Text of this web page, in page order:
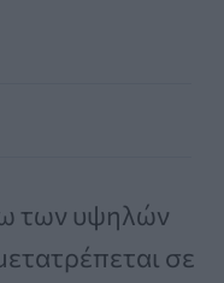
των υψηλών
σε